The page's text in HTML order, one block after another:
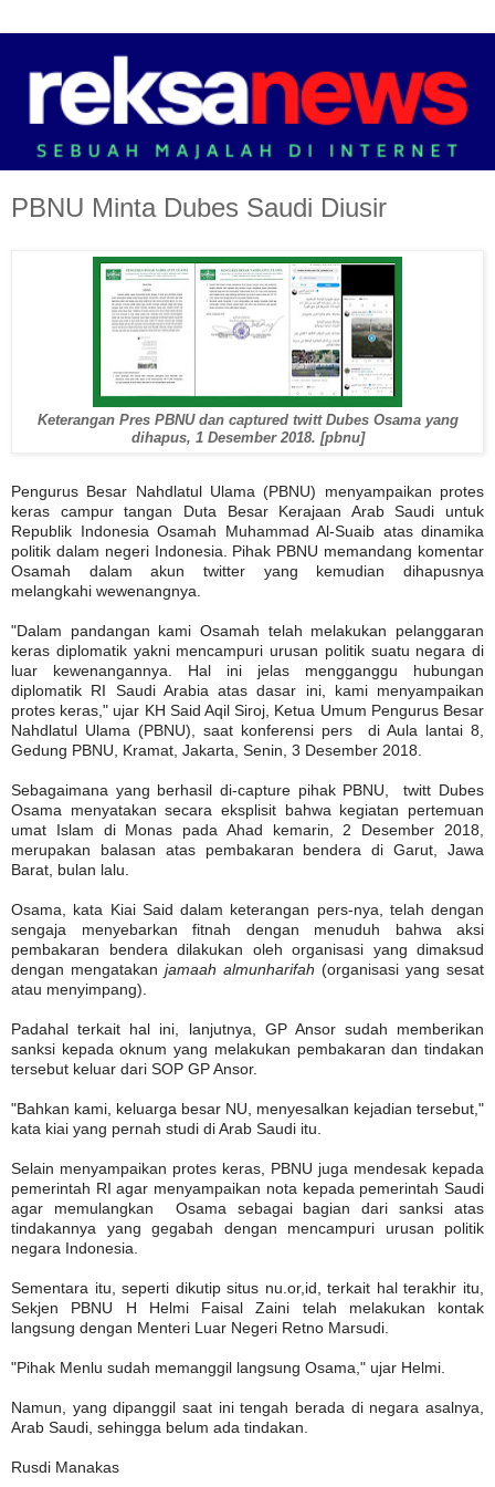
PBNU Minta Dubes Saudi Diusir
Keterangan Pres PBNU dan captured twitt Dubes Osama yang
dihapus, 1 Desember 2018. [pbnu]
Pengurus Besar Nahdlatul Ulama (PBNU) menyampaikan protes
keras campur tangan Duta Besar Kerajaan Arab Saudi untuk
Republik Indonesia Osamah Muhammad Al-Suaib atas dinamika
politik dalam negeri Indonesia. Pihak PBNU memandang komentar
Osamah dalam akun twitter yang kemudian dihapusnya
melangkahi wewenangnya.
"Dalam pandangan kami Osamah telah melakukan pelanggaran
keras diplomatik yakni mencampuri urusan politik suatu negara di
luar kewenangannya. Hal ini jelas mengganggu hubungan
diplomatik RI Saudi Arabia atas dasar ini, kami menyampaikan
protes keras," ujar KH Said Aqil Siroj, Ketua Umum Pengurus Besar
Nahdlatul Ulama (PBNU), saat konferensi pers di Aula lantai 8,
Gedung PBNU, Kramat, Jakarta, Senin, 3 Desember 2018.
Sebagaimana yang berhasil di-capture pihak PBNU, twitt Dubes
Osama menyatakan secara eksplisit bahwa kegiatan pertemuan
umat Islam di Monas pada Ahad kemarin, 2 Desember 2018,
merupakan balasan atas pembakaran bendera di Garut, Jawa
Barat, bulan lalu.
Osama, kata Kiai Said dalam keterangan pers-nya, telah dengan
sengaja menyebarkan fitnah dengan menuduh bahwa aksi
pembakaran bendera dilakukan oleh organisasi yang dimaksud
dengan mengatakan jamaah almunharifah (organisasi yang sesat
atau menyimpang).
Padahal terkait hal ini, lanjutnya, GP Ansor sudah memberikan
sanksi kepada oknum yang melakukan pembakaran dan tindakan
tersebut keluar dari SOP GP Ansor.
"Bahkan kami, keluarga besar NU, menyesalkan kejadian tersebut,"
kata kiai yang pernah studi di Arab Saudi itu.
Selain menyampaikan protes keras, PBNU juga mendesak kepada
pemerintah RI agar menyampaikan nota kepada pemerintah Saudi
agar memulangkan Osama sebagai bagian dari sanksi atas
tindakannya yang gegabah dengan mencampuri urusan politik
negara Indonesia.
Sementara itu, seperti dikutip situs nu.or,id, terkait hal terakhir itu,
Sekjen PBNU H Helmi Faisal Zaini telah melakukan kontak
langsung dengan Menteri Luar Negeri Retno Marsudi.
"Pihak Menlu sudah memanggil langsung Osama," ujar Helmi.
Namun, yang dipanggil saat ini tengah berada di negara asalnya,
Arab Saudi, sehingga belum ada tindakan.
Rusdi Manakas